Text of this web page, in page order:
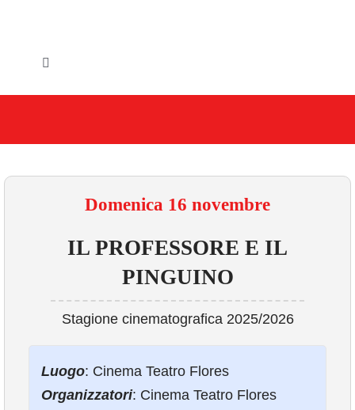
Toggle
IL COMUNE
AREE TEMATICHE
VIVERE VANZAGO
COMUNICAZIONE
Domenica 16 novembre
IL PROFESSORE E IL
PINGUINO
Stagione cinematografica 2025/2026
Luogo: Cinema Teatro Flores
Organizzatori: Cinema Teatro Flores